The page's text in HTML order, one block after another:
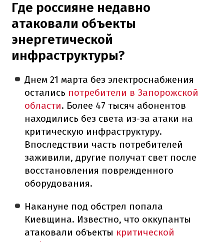
Где россияне недавно
атаковали объекты
энергетической
инфраструктуры?
Днем 21 марта без электроснабжения
остались потребители в Запорожской
области. Более 47 тысяч абонентов
находились без света из-за атаки на
критическую инфраструктуру.
Впоследствии часть потребителей
заживили, другие получат свет после
восстановления поврежденного
оборудования.
Накануне под обстрел попала
Киевщина. Известно, что оккупанты
атаковали объекты критической